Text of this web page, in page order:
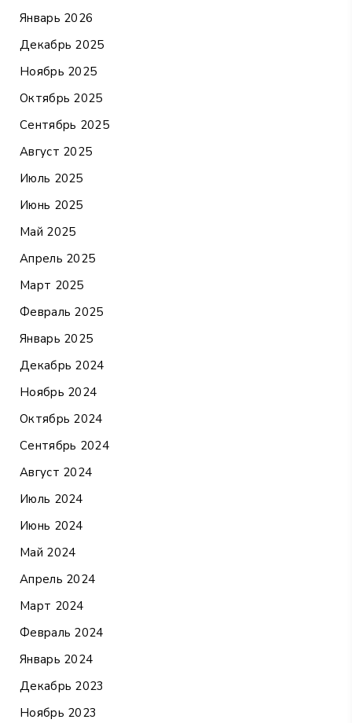
Январь 2026
Декабрь 2025
Ноябрь 2025
Октябрь 2025
Сентябрь 2025
Август 2025
Июль 2025
Июнь 2025
Май 2025
Апрель 2025
Март 2025
Февраль 2025
Январь 2025
Декабрь 2024
Ноябрь 2024
Октябрь 2024
Сентябрь 2024
Август 2024
Июль 2024
Июнь 2024
Май 2024
Апрель 2024
Март 2024
Февраль 2024
Январь 2024
Декабрь 2023
Ноябрь 2023